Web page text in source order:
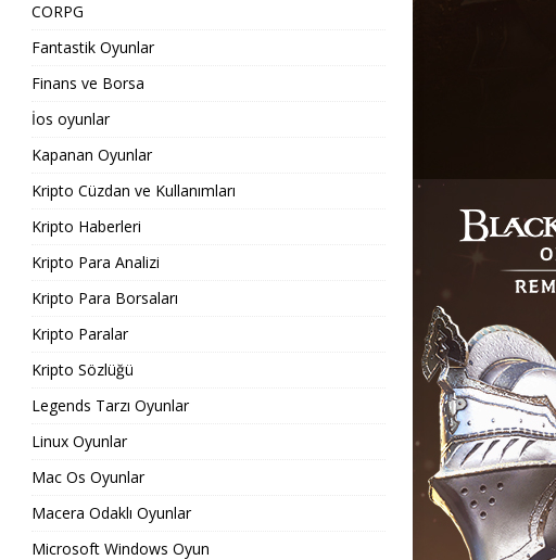
CORPG
Fantastik Oyunlar
Finans ve Borsa
İos oyunlar
Kapanan Oyunlar
Kripto Cüzdan ve Kullanımları
Kripto Haberleri
Kripto Para Analizi
Kripto Para Borsaları
Kripto Paralar
Kripto Sözlüğü
Legends Tarzı Oyunlar
Linux Oyunlar
Mac Os Oyunlar
Macera Odaklı Oyunlar
Microsoft Windows Oyun